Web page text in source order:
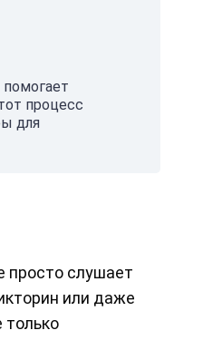
процесс
для
просто слушает
или даже
только